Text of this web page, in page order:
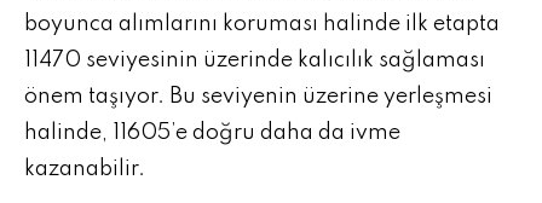
boyunca alımlarını koruması halinde ilk etapta
11470 seviyesinin üzerinde kalıcılık sağlaması
önem taşıyor. Bu seviyenin üzerine yerleşmesi
halinde, 11605’e doğru daha da ivme
kazanabilir.